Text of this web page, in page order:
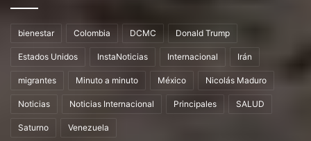
bienestar Colombia DCMC Donald Trump
Estados Unidos InstaNoticias Internacional Irán
migrantes Minuto a minuto México Nicolás Maduro
Noticias Noticias Internacional Principales SALUD
Saturno Venezuela